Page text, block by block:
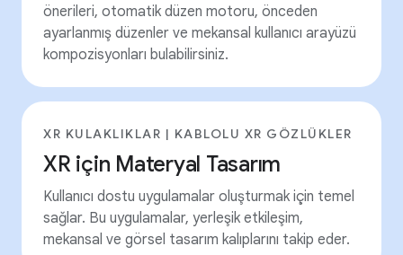
önerileri, otomatik düzen motoru, önceden
ayarlanmış düzenler ve mekansal kullanıcı arayüzü
kompozisyonları bulabilirsiniz.
XR KULAKLIKLAR | KABLOLU XR GÖZLÜKLER
XR için Materyal Tasarım
Kullanıcı dostu uygulamalar oluşturmak için temel
sağlar. Bu uygulamalar, yerleşik etkileşim,
mekansal ve görsel tasarım kalıplarını takip eder.